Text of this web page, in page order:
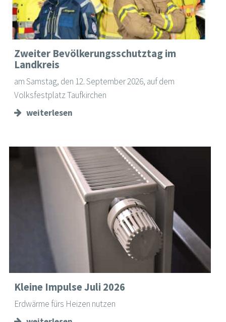
Zweiter Bevölkerungsschutztag im
Landkreis
am Samstag, den 12. September 2026, auf dem
Volksfestplatz Taufkirchen
weiterlesen
Kleine Impulse Juli 2026
Erdwärme fürs Heizen nutzen